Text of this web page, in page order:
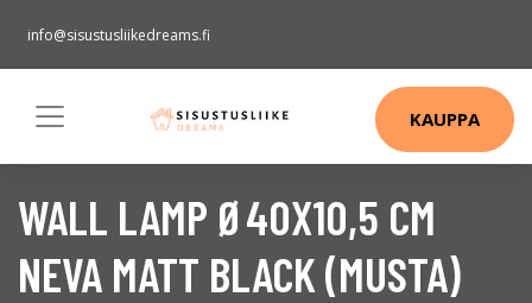
info@sisustusliikedreams.fi
KAUPPA
WALL LAMP Ø40X10,5 CM
NEVA MATT BLACK (MUSTA)